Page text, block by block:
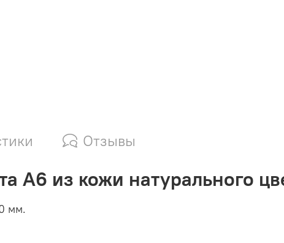
Отзывы
А6 из кожи натурального
мм.